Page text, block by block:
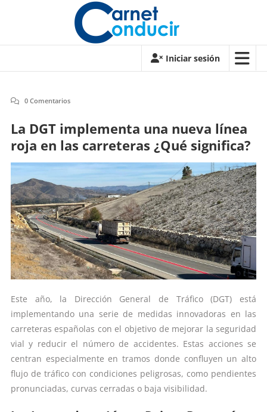
de
conducir
de
conducir
Iniciar sesión
0 Comentarios
La DGT implementa una nueva línea
roja en las carreteras ¿Qué significa?
Este año, la Dirección General de Tráfico (DGT) está
implementando una serie de medidas innovadoras en las
carreteras españolas con el objetivo de mejorar la seguridad
vial y reducir el número de accidentes. Estas acciones se
centran especialmente en tramos donde confluyen un alto
flujo de tráfico con condiciones peligrosas, como pendientes
pronunciadas, curvas cerradas o baja visibilidad.